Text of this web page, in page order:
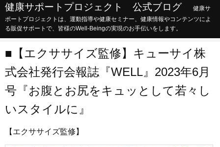
健康サポートプロジェクト 公式ブログ
健康サ
ポートプロジェクトは、運動指導や健康セミナー、健康情報やコンテンツによ
る販促サポートで、皆様のWell-Beingの実現のお手伝いをします。
■【エクササイズ監修】キューサイ株
式会社発行会報誌『WELL』2023年6月
号『お腹とお尻をキュッとして若々し
いスタイルに』
【エクササイズ監修】